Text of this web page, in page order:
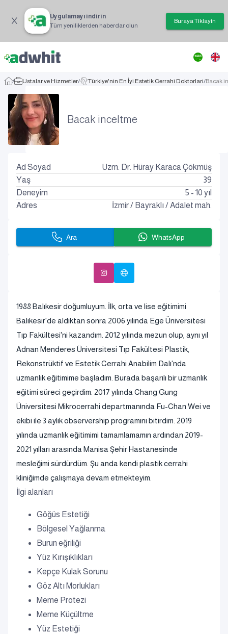
Uygulamayı indirin
Tüm yeniliklerden haberdar olun
Buraya Tıklayın
/ Ustalar ve Hizmetler/ Türkiye'nin En İyi Estetik Cerrahi Doktorları/Bacak
Bacak inceltme
1988 Balıkesir doğumluyum. İlk, orta ve lise eğitimimi
Balıkesir'de aldıktan sonra 2006 yılında Ege Üniversitesi
Tıp Fakültesi'ni kazandım. 2012 yılında mezun olup, aynı yıl
Adnan Menderes Üniversitesi Tıp Fakültesi Plastik,
Rekonstrüktif ve Estetik Cerrahi Anabilim Dalı'nda
uzmanlık eğitimime başladım. Burada başarılı bir uzmanlık
eğitimi süreci geçirdim. 2017 yılında Chang Gung
Üniversitesi Mikrocerrahi departmanında Fu-Chan Wei ve
ekibi ile 3 aylık observership programını bitirdim. 2019
yılında uzmanlık eğitimimi tamamlamamın ardından 2019-
2021 yılları arasında Manisa Şehir Hastanesinde
mesleğimi sürdürdüm. Şu anda kendi plastik cerrahi
kliniğimde çalışmaya devam etmekteyim.
İlgi alanları
Göğüs Estetiği
Bölgesel Yağlanma
Burun eğriliği
Yüz Kırışıklıkları
Kepçe Kulak Sorunu
Göz Altı Morlukları
Meme Protezi
Meme Küçültme
Yüz Estetiği
Ad Soyad
Uzm. Dr. Hüray Karaca Çökmüş
Yaş
39
Deneyim
5 - 10 yıl
Adres
İzmir/ Bayraklı/Adalet mah.
Ara WhatsApp